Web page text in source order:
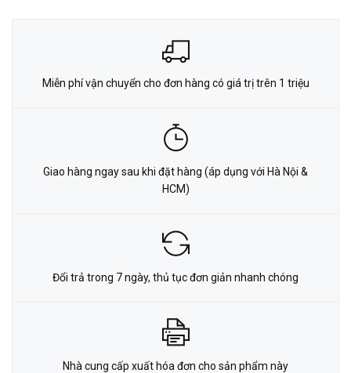
Miễn phí vận chuyển cho đơn hàng có giá trị trên 1 triệu
Giao hàng ngay sau khi đặt hàng (áp dụng với Hà Nội &
HCM)
Đổi trả trong 7 ngày, thủ tục đơn giản nhanh chóng
Nhà cung cấp xuất hóa đơn cho sản phẩm này